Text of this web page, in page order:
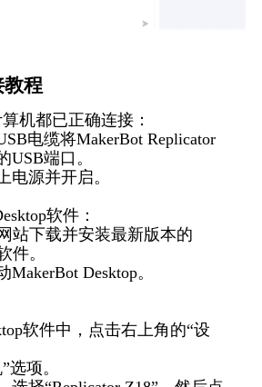
教程
机都已正确连接：
电缆将MakerBot Replicator
USB端口。
电源并开启。
软件：
站下载并安装最新版本的
件。
Desktop。
软件中，点击右上角的“设
选项。